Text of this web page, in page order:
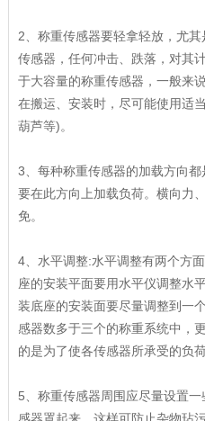
2、称重传感器要轻拿轻放，尤
传感器，任何冲击、跌落，对其
于大容量的称重传感器，一般来
在搬运、安装时，尽可能使用适
葫芦等)。
3、每种称重传感器的加载方向
要在此方向上加载负荷。横向力
免。
4、水平调整:水平调整有两个方
座的安装平面要用水平仪调整水
装底座的安装面要尽量调整到一
感器数多于三个的称重系统中，
的是为了使各传感器所承受的负
5、称重传感器周围应尽量设置